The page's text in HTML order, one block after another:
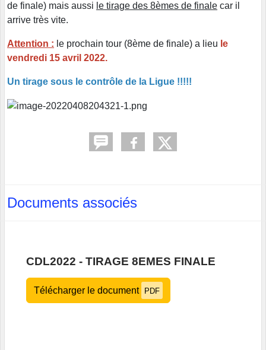
de finale) mais aussi le tirage des 8èmes de finale car il
arrive très vite.
Attention : le prochain tour (8ème de finale) a lieu le
vendredi 15 avril 2022.
Un tirage sous le contrôle de la Ligue !!!!!
Documents associés
CDL2022 - TIRAGE 8EMES FINALE
Télécharger le document PDF